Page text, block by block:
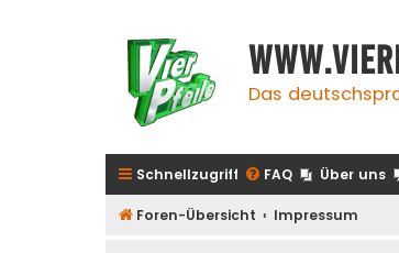
Das
Schnellzugriff FAQ Über uns
Foren-Übersicht Impressum